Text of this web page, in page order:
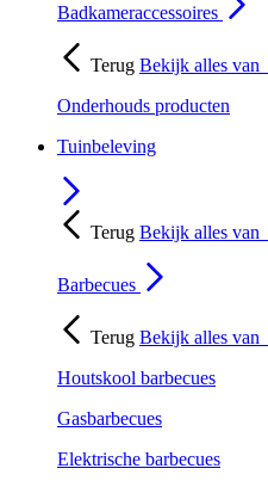
Badkameraccessoires
Terug Bekijk alles van
Onderhouds producten
Tuinbeleving
Terug Bekijk alles van
Barbecues
Terug Bekijk alles van
Houtskool barbecues
Gasbarbecues
Elektrische barbecues